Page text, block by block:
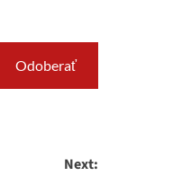
Odoberať
Next: